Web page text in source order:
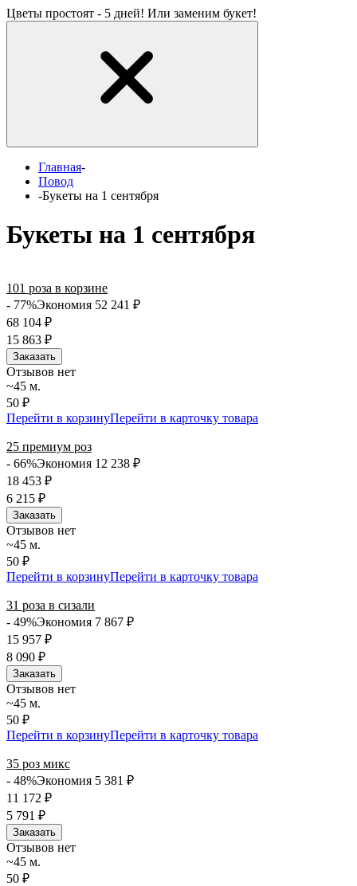
Цветы простоят - 5 дней! Или заменим букет!
Главная-
Повод
-Букеты на 1 сентября
Букеты на 1 сентября
101 роза в корзине
- 77%Экономия 52 241 ₽
68 104 ₽
15 863 ₽
Заказать
Отзывов нет
~45 м.
50 ₽
Перейти в корзинуПерейти в карточку товара
25 премиум роз
- 66%Экономия 12 238 ₽
18 453 ₽
6 215 ₽
Заказать
Отзывов нет
~45 м.
50 ₽
Перейти в корзинуПерейти в карточку товара
31 роза в сизали
- 49%Экономия 7 867 ₽
15 957 ₽
8 090 ₽
Заказать
Отзывов нет
~45 м.
50 ₽
Перейти в корзинуПерейти в карточку товара
35 роз микс
- 48%Экономия 5 381 ₽
11 172 ₽
5 791 ₽
Заказать
Отзывов нет
~45 м.
50 ₽